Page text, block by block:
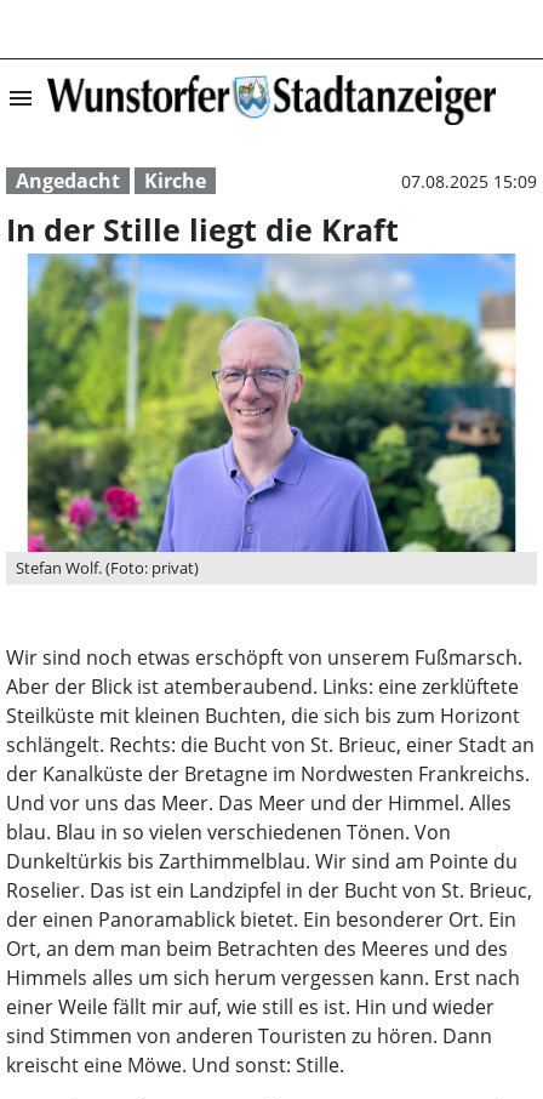
menu In der Stille
Angedacht Kirche 07.08.2025 15:09
In der Stille liegt die Kraft
Stefan Wolf. (Foto: privat)
Wir sind noch etwas erschöpft von unserem Fußmarsch.
Aber der Blick ist atemberaubend. Links: eine zerklüftete
Steilküste mit kleinen Buchten, die sich bis zum Horizont
schlängelt. Rechts: die Bucht von St. Brieuc, einer Stadt an
der Kanalküste der Bretagne im Nordwesten Frankreichs.
Und vor uns das Meer. Das Meer und der Himmel. Alles
blau. Blau in so vielen verschiedenen Tönen. Von
Dunkeltürkis bis Zarthimmelblau. Wir sind am Pointe du
Roselier. Das ist ein Landzipfel in der Bucht von St. Brieuc,
der einen Panoramablick bietet. Ein besonderer Ort. Ein
Ort, an dem man beim Betrachten des Meeres und des
Himmels alles um sich herum vergessen kann. Erst nach
einer Weile fällt mir auf, wie still es ist. Hin und wieder
sind Stimmen von anderen Touristen zu hören. Dann
kreischt eine Möwe. Und sonst: Stille.